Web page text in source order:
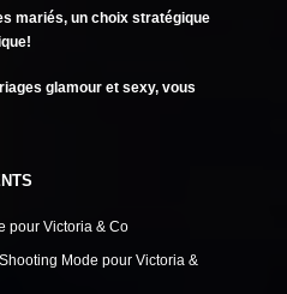
mariés, un choix stratégique
glamour et sexy, vous
pour Victoria & Co
Shooting Mode pour Victoria &